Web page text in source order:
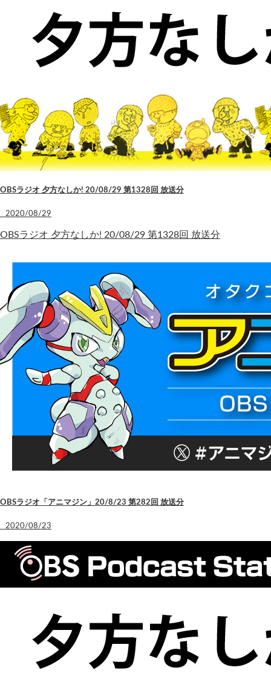
OBSラジオ 夕方なしか! 20/08/29 第1328回 放送分
2020/08/29
OBSラジオ 夕方なしか! 20/08/29 第1328回 放送分
OBSラジオ「アニマジン」20/8/23 第282回 放送分
2020/08/23